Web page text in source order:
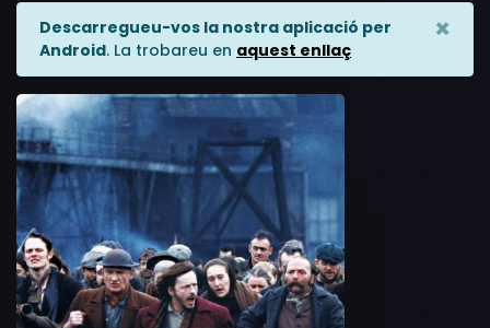
Descarregueu-vos la nostra aplicació per
Android. La trobareu en aquest enllaç
×